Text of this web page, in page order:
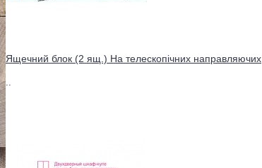
Ящечний блок (2 ящ.) На телескопічних направляючих